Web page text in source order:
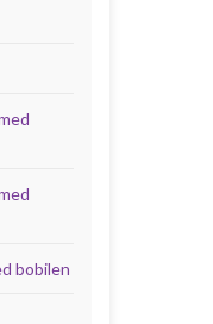
bobilen